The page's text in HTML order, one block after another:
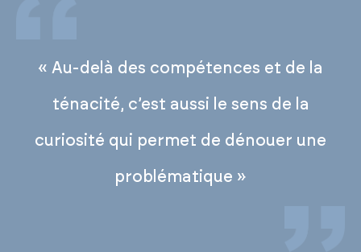
« Au-delà des compétences et de la
ténacité, c’est aussi le sens de la
curiosité qui permet de dénouer une
problématique »